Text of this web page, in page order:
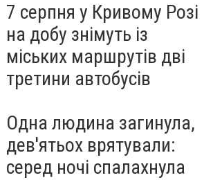
7 серпня у Кривому Розі
на добу знімуть із
міських маршрутів дві
третини автобусів
Одна людина загинула,
дев'ятьох врятували:
серед ночі спалахнула